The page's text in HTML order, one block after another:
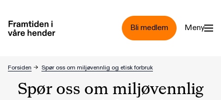
Bli medlem Meny
Forsiden → Spør oss om miljøvennlig og etisk forbruk
Spør oss om miljøvennlig